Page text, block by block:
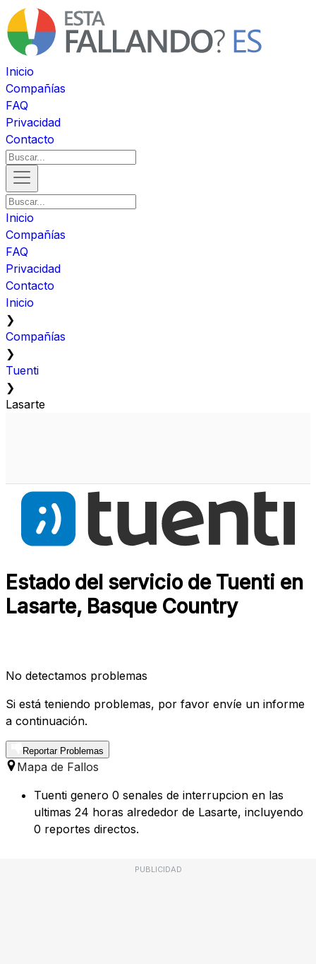
Inicio
Compañías
FAQ
Privacidad
Contacto
Inicio
Compañías
FAQ
Privacidad
Contacto
Inicio
❯
Compañías
❯
Tuenti
❯
Lasarte
Estado del servicio de Tuenti en
Lasarte, Basque Country
No detectamos problemas
Si está teniendo problemas, por favor envíe un informe
a continuación.
Reportar Problemas
Mapa de Fallos
Tuenti genero 0 senales de interrupcion en las
ultimas 24 horas alrededor de Lasarte, incluyendo
0 reportes directos.
PUBLICIDAD